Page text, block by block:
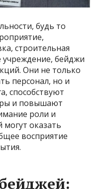
будь то
строительная
бейджи
Они не только
персонал, но и
способствуют
и повышают
роли и
оказать
восприятие